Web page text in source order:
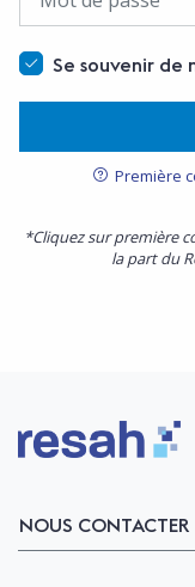
Se souvenir de
Première
*Cliquez sur première
la part du
Logo Resah
NOUS CONTACTER